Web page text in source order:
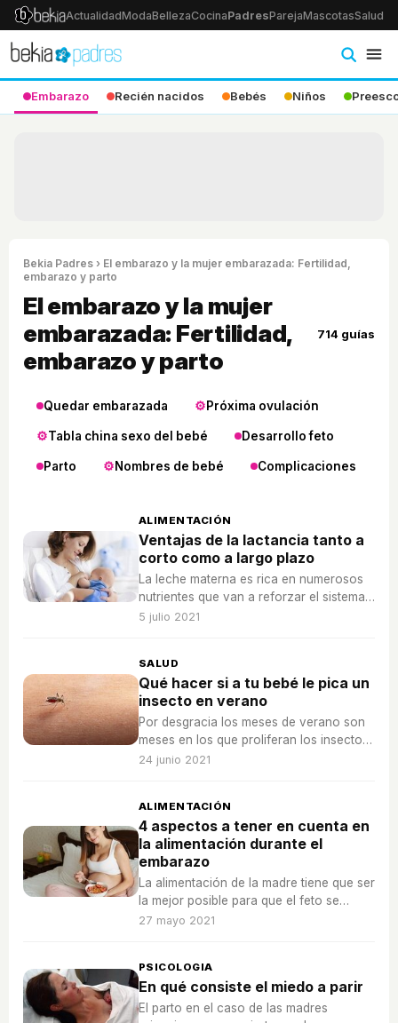
ActualidadModaBellezaCocinaPadresParejaMascotasSalud
Embarazo Recién nacidos Bebés Niños
Bekia Padres › El embarazo y la mujer embarazada: Fertilidad,
embarazo y parto
El embarazo y la mujer
embarazada: Fertilidad,
embarazo y parto
714 guías
Quedar embarazada Próxima ovulación
Tabla china sexo del bebé Desarrollo feto
Parto Nombres de bebé Complicaciones
ALIMENTACIÓN
Ventajas de la lactancia tanto a
corto como a largo plazo
La leche materna es rica en numerosos
nutrientes que van a reforzar el sistema
inmunitario tanto del bebé como del niño
5 julio 2021
SALUD
Qué hacer si a tu bebé le pica un
insecto en verano
Por desgracia los meses de verano son
meses en los que proliferan los insectos
y es normal que los pequeños sufran
24 junio 2021
ALIMENTACIÓN
4 aspectos a tener en cuenta en
la alimentación durante el
embarazo
La alimentación de la madre tiene que ser
la mejor posible para que el feto se
pueda desarrollar sin problema alguno.
27 mayo 2021
PSICOLOGIA
En qué consiste el miedo a parir
El parto en el caso de las madres